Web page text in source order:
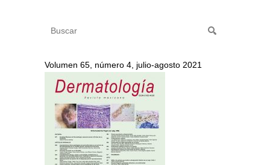
Volumen 65, número 4, julio-agosto 2021